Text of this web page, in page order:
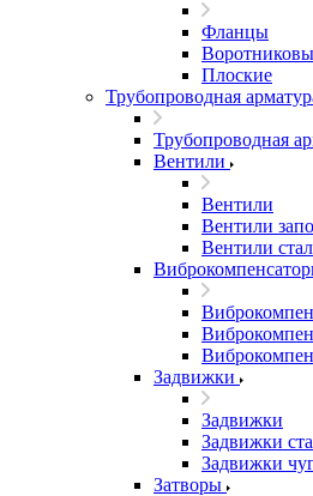
Фланцы
Плоские
Трубопроводная
Трубопроводная
Вентили
Вентили
Вентили
Вентили
Задвижки
Задвижки
Задвижки
Задвижки
Затворы